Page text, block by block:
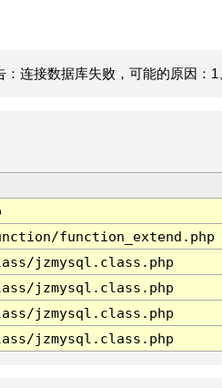
：连接数据库失败，可能的原因：
function_extend.php
jzmysql.class.php
jzmysql.class.php
jzmysql.class.php
jzmysql.class.php